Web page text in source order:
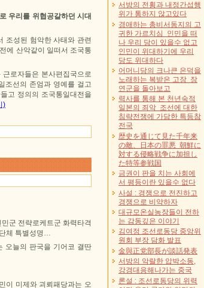
우리를 위협공갈하던 시대
조성된 험악한 사태와 관련
에 산악같이 일떠서 조국통
로자들은 본사편집국으로
조선의 존엄과 영예를 걸고
고 정의의 조국통일대전을
)
군 전략로케트군 화력타격
체 특별성명…
오늘의 판국을 기어코 결딴
이 미제와 괴뢰패당과는 오
서방의 전횡과 내정간섭행
위가 통하지 않고있다
경애하는 총비서동지의 고
귀한 가르치심 인민을 떠
나 우리 당이 있을수 없고
인민이 위대하기에 우리
당도 위대하다
어머니당의 크나큰 은덕을
노래하는 복받은 고장 장
연군을 돌아보고
력사를 통해 본 천년숙적
일본의 죄악 조선에 대한
침략전쟁에 가담한 특등참
전국
歴史を通じて見た千年来
の敵、日本の罪悪 朝鮮に
対する侵略戦争に加担し
た特等参戦国
금권이 판을 치는 사회에
서 평등이란 있을수 없다
사설 : 경쟁으로 전진하고
경쟁으로 비약하자
대규모온실농장들이 전하
는 감동깊은 이야기
김여정 조선로동당 중앙위
원회 부장 담화 발표
金與正党部長が談話発表
서방의 악랄한 압박소동,
강경대응해나가는 중국
론설 : 조선로동당의 위력